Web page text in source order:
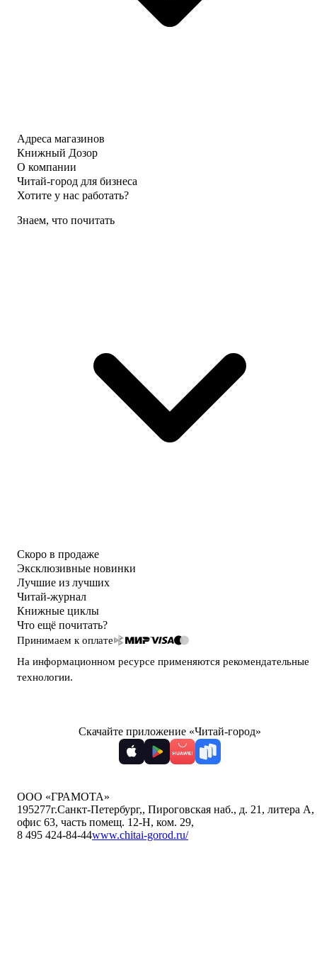
Адреса магазинов
Книжный Дозор
О компании
Читай-город для бизнеса
Хотите у нас работать?
Знаем, что почитать
Скоро в продаже
Эксклюзивные новинки
Лучшие из лучших
Читай-журнал
Книжные циклы
Что ещё почитать?
Принимаем к оплате
На информационном ресурсе применяются рекомендательные
технологии.
Скачайте приложение «Читай-город»
ООО «ГРАМОТА»
195277г.Санкт-Петербург,, Пироговская наб., д. 21, литера А,
офис 63, часть помещ. 12-Н, ком. 29,
8 495 424-84-44www.chitai-gorod.ru/